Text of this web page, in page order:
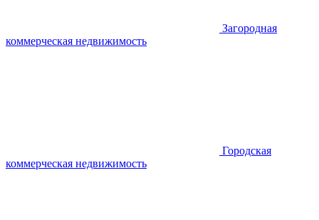
Загородная
коммерческая недвижимость
Городская
коммерческая недвижимость